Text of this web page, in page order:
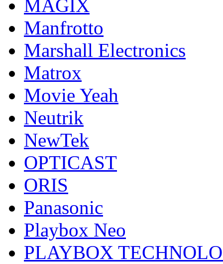
MAGIX
Manfrotto
Marshall Electronics
Matrox
Movie Yeah
Neutrik
NewTek
OPTICAST
ORIS
Panasonic
Playbox Neo
PLAYBOX